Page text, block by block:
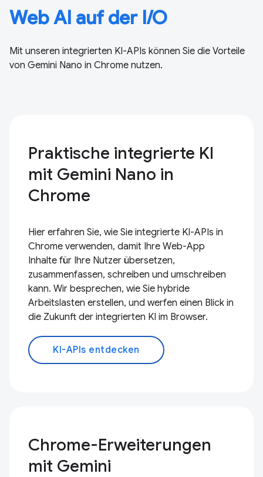
Web AI auf der I/O
Mit unseren integrierten KI-APIs können Sie die Vorteile
von Gemini Nano in Chrome nutzen.
Praktische integrierte KI
mit Gemini Nano in
Chrome
Hier erfahren Sie, wie Sie integrierte KI-APIs in
Chrome verwenden, damit Ihre Web-App
Inhalte für Ihre Nutzer übersetzen,
zusammenfassen, schreiben und umschreiben
kann. Wir besprechen, wie Sie hybride
Arbeitslasten erstellen, und werfen einen Blick in
die Zukunft der integrierten KI im Browser.
KI-APIs entdecken
Chrome-Erweiterungen
mit Gemini